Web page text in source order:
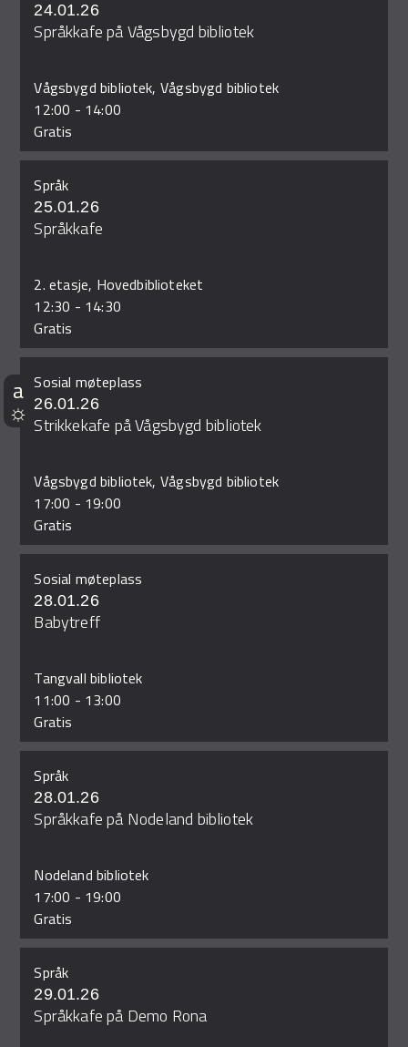
24.01.26
Språkkafe på Vågsbygd bibliotek
Vågsbygd bibliotek, Vågsbygd bibliotek
12:00 - 14:00
Gratis
Språk
25.01.26
Språkkafe
2. etasje, Hovedbiblioteket
12:30 - 14:30
Gratis
Sosial møteplass
26.01.26
Strikkekafe på Vågsbygd bibliotek
Vågsbygd bibliotek, Vågsbygd bibliotek
17:00 - 19:00
Gratis
Sosial møteplass
28.01.26
Babytreff
Tangvall bibliotek
11:00 - 13:00
Gratis
Språk
28.01.26
Språkkafe på Nodeland bibliotek
Nodeland bibliotek
17:00 - 19:00
Gratis
Språk
29.01.26
Språkkafe på Demo Rona